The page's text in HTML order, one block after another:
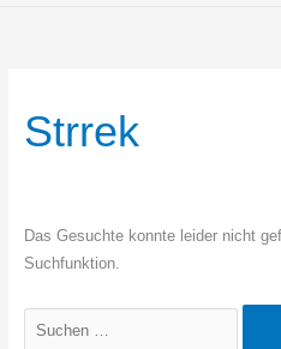
Strrek
Das Gesuchte konnte leider nicht
Suchfunktion.